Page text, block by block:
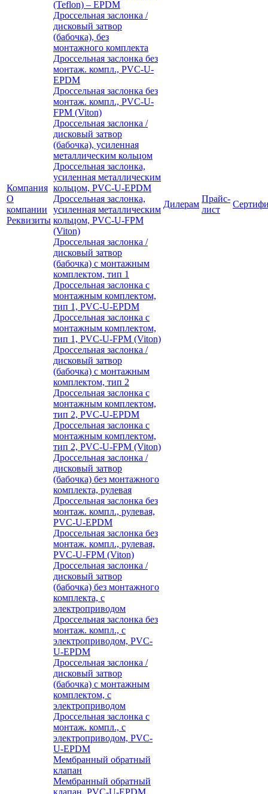
Компания
О
компании
Реквизиты
(Teflon) – EPDM
Дроссельная заслонка /
дисковый затвор
(бабочка), без
монтажного комплекта
Дроссельная заслонка без
монтаж. компл., PVC-U-
EPDM
Дроссельная заслонка без
монтаж. компл., PVC-U-
FPM (Viton)
Дроссельная заслонка /
дисковый затвор
(бабочка), усиленная
металлическим кольцом
Дроссельная заслонка,
усиленная металлическим
кольцом, PVC-U-EPDM
Дроссельная заслонка,
усиленная металлическим
кольцом, PVC-U-FPM
(Viton)
Дроссельная заслонка /
дисковый затвор
(бабочка) с монтажным
комплектом, тип 1
Дроссельная заслонка с
монтажным комплектом,
тип 1, PVC-U-EPDM
Дроссельная заслонка с
монтажным комплектом,
тип 1, PVC-U-FPM (Viton)
Дроссельная заслонка /
дисковый затвор
(бабочка) с монтажным
комплектом, тип 2
Дроссельная заслонка с
монтажным комплектом,
тип 2, PVC-U-EPDM
Дроссельная заслонка с
монтажным комплектом,
тип 2, PVC-U-FPM (Viton)
Дроссельная заслонка /
дисковый затвор
(бабочка) без монтажного
комплекта, рулевая
Дроссельная заслонка без
монтаж. компл., рулевая,
PVC-U-EPDM
Дроссельная заслонка без
монтаж. компл., рулевая,
PVC-U-FPM (Viton)
Дроссельная заслонка /
дисковый затвор
(бабочка) без монтажного
комплекта, с
электроприводом
Дроссельная заслонка без
монтаж. компл., с
электроприводом, PVC-
U-EPDM
Дроссельная заслонка /
дисковый затвор
(бабочка) с монтажным
комплектом, с
электроприводом
Дроссельная заслонка с
монтаж. компл., с
электроприводом, PVC-
U-EPDM
Мембранный обратный
клапан
Мембранный обратный
клапан, PVC-U-EPDM
Дилерам
Прайс-
лист